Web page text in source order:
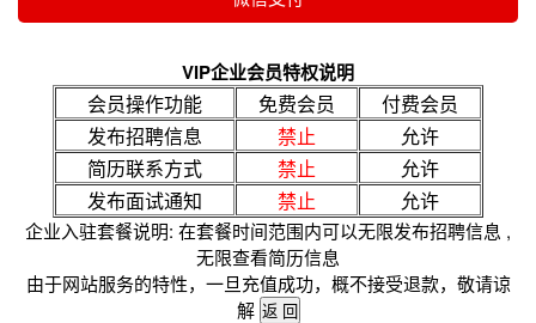
VIP企业会员特权说明
会员操作功能 免费会员
付费会员
发布招聘信息
禁止
允许
简历联系方式
禁止
允许
发布面试通知
禁止 允许
企业入驻套餐说明: 在套餐时间范围内可以无限发布招聘信息 ,
无限查看简历信息
由于网站服务的特性，一旦充值成功，概不接受退款，敬请谅
解